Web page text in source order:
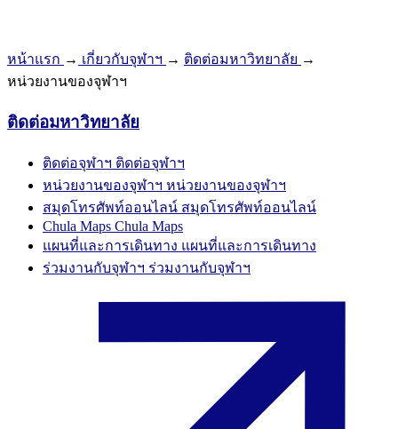
หน้าแรก → เกี่ยวกับจุฬาฯ → ติดต่อมหาวิทยาลัย →
หน่วยงานของจุฬาฯ
ติดต่อมหาวิทยาลัย
ติดต่อจุฬาฯ ติดต่อจุฬาฯ
หน่วยงานของจุฬาฯ หน่วยงานของจุฬาฯ
สมุดโทรศัพท์ออนไลน์ สมุดโทรศัพท์ออนไลน์
Chula Maps Chula Maps
แผนที่และการเดินทาง แผนที่และการเดินทาง
ร่วมงานกับจุฬาฯ ร่วมงานกับจุฬาฯ